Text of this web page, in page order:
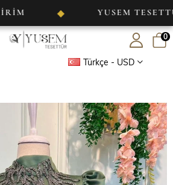
◆ YUSEM TESETTÜR
Türkçe - USD
0